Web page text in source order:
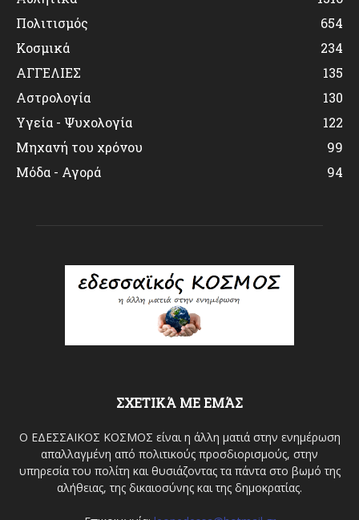
Πολιτισμός
654
Κοσμικά
234
ΑΓΓΕΛΙΕΣ
135
Αστρολογία
130
Υγεία - Ψυχολογία
122
Μηχανή του χρόνου
99
Μόδα - Αγορά
94
ΣΧΕΤΙΚΆ ΜΕ ΕΜΆΣ
Ο ΕΔΕΣΣΑΙΚΟΣ ΚΟΣΜΟΣ είναι η άλλη ματιά στην ενημέρωση
απαλλαγμένη από πολιτικούς προσδιορισμούς, στην
υπηρεσία του πολίτη και θυσιάζοντας τα πάντα στο βωμό της
αλήθειας, της δικαιοσύνης και της δημοκρατίας.